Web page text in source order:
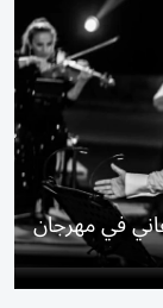
في مهرجان